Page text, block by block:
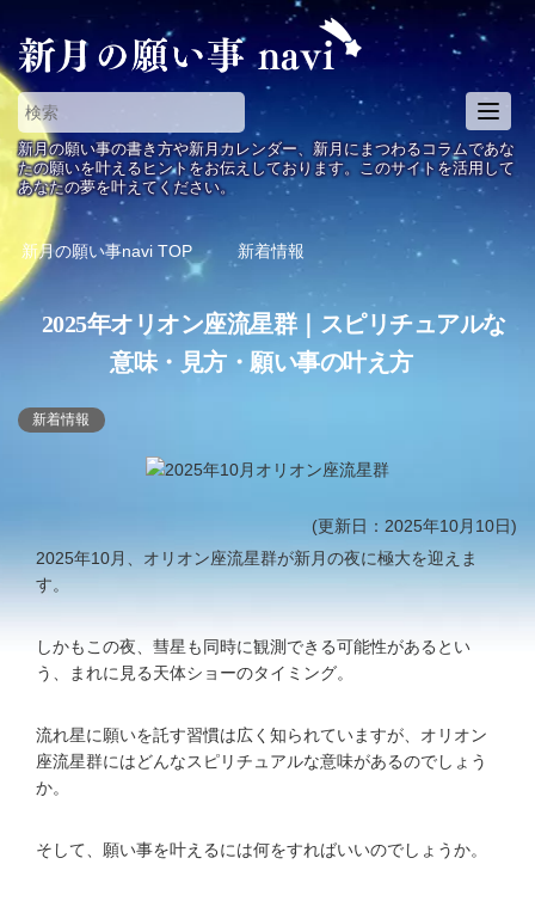
T
o
g
g
e
v
新月の願い事の書き方や新月カレンダー、新月にまつわるコラムであな
たの願いを叶えるヒントをお伝えしております。このサイトを活用して
あなたの夢を叶えてください。
新月の願い事navi TOP 新着情報
2025年オリオン座流星群｜スピリチュアルな
意味・見方・願い事の叶え方
新着情報
(更新日：2025年10月10日)
2025年10月、オリオン座流星群が新月の夜に極大を迎えま
す。
しかもこの夜、彗星も同時に観測できる可能性があるとい
う、まれに見る天体ショーのタイミング。
流れ星に願いを託す習慣は広く知られていますが、オリオン
座流星群にはどんなスピリチュアルな意味があるのでしょう
か。
そして、願い事を叶えるには何をすればいいのでしょうか。